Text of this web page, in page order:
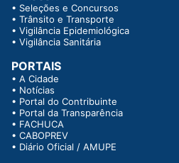
• Seleções e Concursos
• Trânsito e Transporte
• Vigilância Epidemiológica
• Vigilância Sanitária
PORTAIS
• A Cidade
• Notícias
• Portal do Contribuinte
• Portal da Transparência
• FACHUCA
• CABOPREV
• Diário Oficial / AMUPE